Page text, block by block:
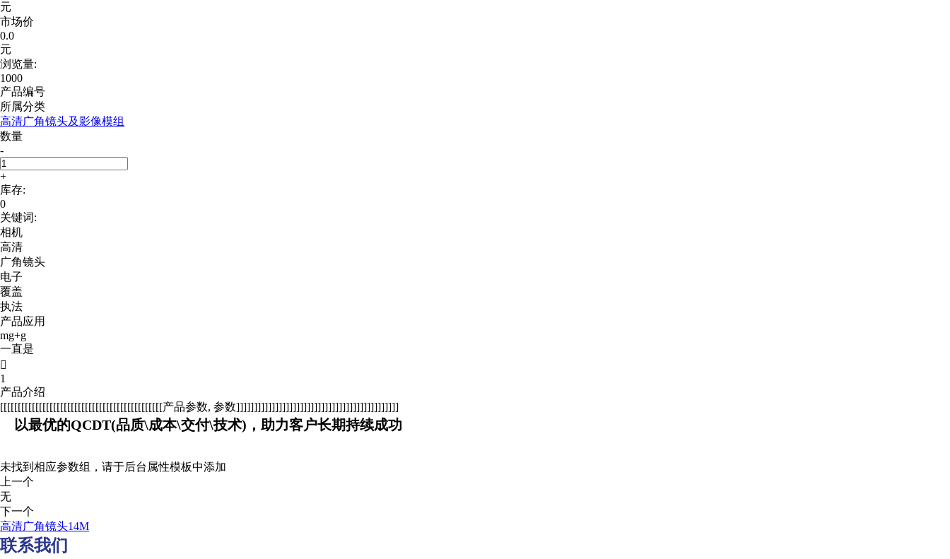
元
市场价
0.0
元
浏览量:
1000
产品编号
所属分类
高清广角镜头及影像模组
数量
-
+
库存:
0
关键词:
相机
高清
广角镜头
电子
覆盖
执法
产品应用
mg+g
一直是

1
产品介绍
[[[[[[[[[[[[[[[[[[[[[[[[[[[[[[[[[[[[[[[[[[[[[[产品参数, 参数]]]]]]]]]]]]]]]]]]]]]]]]]]]]]]]]]]]]]]]]]]]]]]
以最优的QCDT(品质\成本\交付\技术)，助力客户长期持续成功
未找到相应参数组，请于后台属性模板中添加
上一个
无
下一个
高清广角镜头14M
联系我们